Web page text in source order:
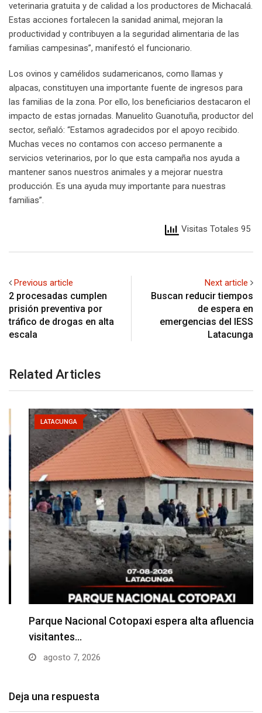
veterinaria gratuita y de calidad a los productores de Michacalá.
Estas acciones fortalecen la sanidad animal, mejoran la
productividad y contribuyen a la seguridad alimentaria de las
familias campesinas”, manifestó el funcionario.
Los ovinos y camélidos sudamericanos, como llamas y
alpacas, constituyen una importante fuente de ingresos para
las familias de la zona. Por ello, los beneficiarios destacaron el
impacto de estas jornadas. Manuelito Guanotuña, productor del
sector, señaló: “Estamos agradecidos por el apoyo recibido.
Muchas veces no contamos con acceso permanente a
servicios veterinarios, por lo que esta campaña nos ayuda a
mantener sanos nuestros animales y a mejorar nuestra
producción. Es una ayuda muy importante para nuestras
familias”.
Visitas Totales 95
Previous article
2 procesadas cumplen
prisión preventiva por
tráfico de drogas en alta
escala
Next article
Buscan reducir tiempos
de espera en
emergencias del IESS
Latacunga
Related Articles
LATACUNGA
Parque Nacional Cotopaxi espera alta afluencia de
visitantes…
agosto 7, 2026
Deja una respuesta